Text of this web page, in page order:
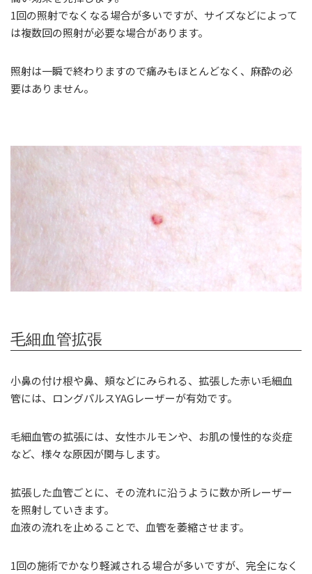
1回の照射でなくなる場合が多いですが、サイズなどによって
は複数回の照射が必要な場合があります。
照射は一瞬で終わりますので痛みもほとんどなく、麻酔の必
要はありません。
毛細血管拡張
小鼻の付け根や鼻、頬などにみられる、拡張した赤い毛細血
管には、ロングパルスYAGレーザーが有効です。
毛細血管の拡張には、女性ホルモンや、お肌の慢性的な炎症
など、様々な原因が関与します。
拡張した血管ごとに、その流れに沿うように数か所レーザー
を照射していきます。
血液の流れを止めることで、血管を萎縮させます。
1回の施術でかなり軽減される場合が多いですが、完全になく